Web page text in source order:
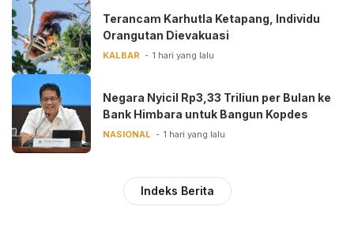
Terancam Karhutla Ketapang, Individu
Orangutan Dievakuasi
KALBAR 1 hari yang lalu
Negara Nyicil Rp3,33 Triliun per Bulan ke
Bank Himbara untuk Bangun Kopdes
NASIONAL 1 hari yang lalu
Indeks Berita